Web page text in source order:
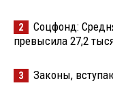
2
Соцфонд:
превысила 27,2
3 Законы,